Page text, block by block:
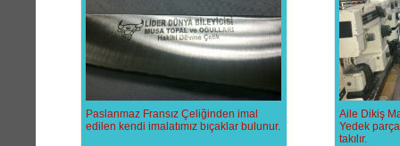
Paslanmaz Fransız Çeliğinden imal
edilen kendi imalatımız bıçaklar bulunur.
Aile Dikiş
Yedek
takılır.